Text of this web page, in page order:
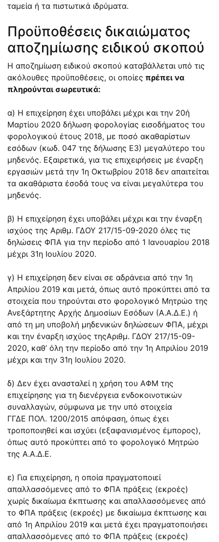
ταμεία ή τα πιστωτικά ιδρύματα.
Προϋποθέσεις δικαιώματος
αποζημίωσης ειδικού σκοπού
Η αποζημίωση ειδικού σκοπού καταβάλλεται υπό τις
ακόλουθες προϋποθέσεις, οι οποίες πρέπει να
πληρούνται σωρευτικά:
α) Η επιχείρηση έχει υποβάλει μέχρι και την 20ή
Μαρτίου 2020 δήλωση φορολογίας εισοδήματος του
φορολογικού έτους 2018, με ποσό ακαθαρίστων
εσόδων (κωδ. 047 της δήλωσης Ε3) μεγαλύτερο του
μηδενός. Εξαιρετικά, για τις επιχειρήσεις με έναρξη
εργασιών μετά την 1η Οκτωβρίου 2018 δεν απαιτείται
τα ακαθάριστα έσοδά τους να είναι μεγαλύτερα του
μηδενός.
β) Η επιχείρηση έχει υποβάλει μέχρι και την έναρξη
ισχύος της Αριθμ. ΓΔΟΥ 217/15-09-2020 όλες τις
δηλώσεις ΦΠΑ για την περίοδο από 1 Ιανουαρίου 2018
μέχρι 31η Ιουλίου 2020.
γ) Η επιχείρηση δεν είναι σε αδράνεια από την 1η
Απριλίου 2019 και μετά, όπως αυτό προκύπτει από τα
στοιχεία που τηρούνται στο φορολογικό Μητρώο της
Ανεξάρτητης Αρχής Δημοσίων Εσόδων (Α.Α.Δ.Ε.) ή
από τη μη υποβολή μηδενικών δηλώσεων ΦΠΑ, μέχρι
και την έναρξη ισχύος τηςΑριθμ. ΓΔΟΥ 217/15-09-
2020, καθ’ όλη την περίοδο από την 1η Απριλίου 2019
μέχρι και την 31η Ιουλίου 2020.
δ) Δεν έχει ανασταλεί η χρήση του ΑΦΜ της
επιχείρησης για τη διενέργεια ενδοκοινοτικών
συναλλαγών, σύμφωνα με την υπό στοιχεία
ΓΓΔΕ ΠΟΛ. 1200/2015 απόφαση, όπως έχει
τροποποιηθεί και ισχύει (εξαφανισμένος έμπορος),
όπως αυτό προκύπτει από το φορολογικό Μητρώο
της Α.Α.Δ.Ε.
ε) Για επιχείρηση, η οποία πραγματοποιεί
απαλλασσόμενες από το ΦΠΑ πράξεις (εκροές)
χωρίς δικαίωμα έκπτωσης και απαλλασσόμενες από
το ΦΠΑ πράξεις (εκροές) με δικαίωμα έκπτωσης και
από 1η Απριλίου 2019 και μετά έχει πραγματοποιήσει
απαλλασσόμενες από το ΦΠΑ πράξεις (εκροές)